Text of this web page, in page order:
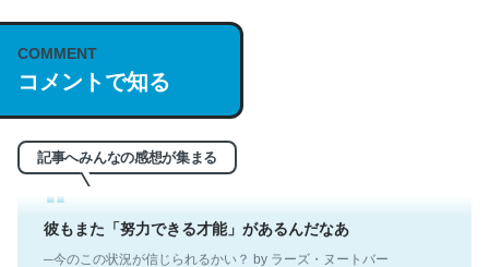
COMMENT
コメントで知る
記事へみんなの感想が集まる
翻訳文体なせいかわからないけど、なぜかポールオースタ
ーの短編を読んだような気持ちになった
─今のこの状況が信じられるかい？ by ラーズ・ヌートバー
彼もまた「努力できる才能」があるんだなあ